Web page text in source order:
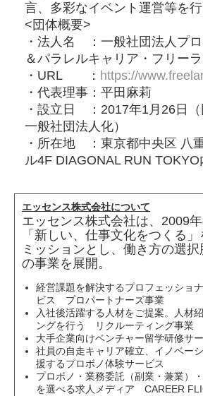
言、多彩なイベント運営等を行
<団体概要>
・法人名 ：一般社団法人プ
＆パラレルキャリア・フリー
・URL ： https://
・代表理事：平田麻莉
・設立日 ：2017年1月26日
一般社団法人化）
・所在地 ：東京都中央区 八
ル4F DIAGONAL RUN TOKYO
エッセンス株式会社について
エッセンス株式会社は、2009年
「新しい、仕事文化をつくる
ミッションとし、働き方の選
の事業を展開。
経営課題を解決するプロフェッショ
ビス プロパートナーズ事業
入社後活躍する人材をご提案。人材
ングを行う リクルーティング事業
大手企業向けベンチャー留学研修サ
社員の自走キャリア確立、イノベー
援するプロボノ体験サービス
プロボノ・業務委託（副業・兼業）
を選べる求人メディア CAREER